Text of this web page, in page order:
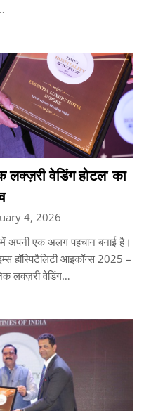
लक्ज़री वेडिंग होटल’ का
4, 2026
अपनी एक अलग पहचान बनाई है।
हॉस्पिटैलिटी आइकॉन्स 2025 –
लक्ज़री वेडिंग…